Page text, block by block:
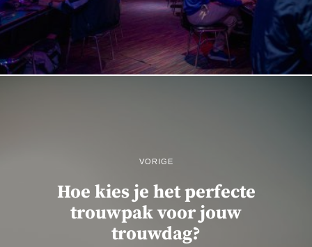
VORIGE
Hoe kies je het perfecte
trouwpak voor jouw
trouwdag?